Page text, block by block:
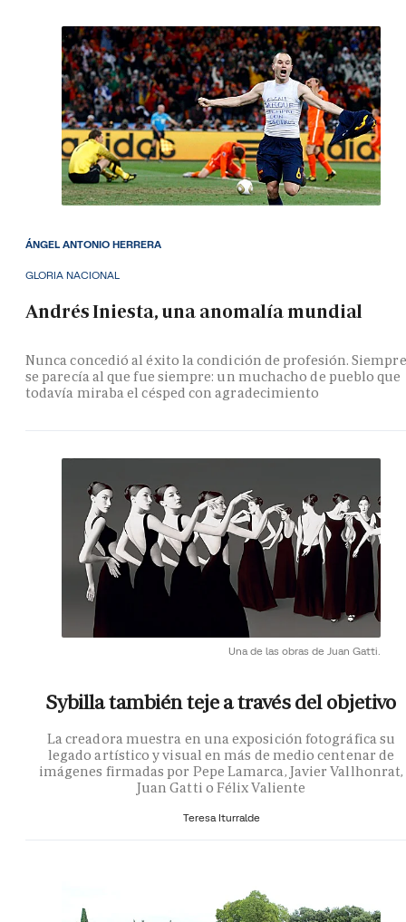
GLORIA NACIONAL
Andrés Iniesta, una anomalía mundial
Nunca concedió al éxito la condición de profesión. Siempre
se parecía al que fue siempre: un muchacho de pueblo que
todavía miraba el césped con agradecimiento
ÁNGEL ANTONIO HERRERA
Una de las obras de Juan Gatti.
Sybilla también teje a través del objetivo
La creadora muestra en una exposición fotográfica su
legado artístico y visual en más de medio centenar de
imágenes firmadas por Pepe Lamarca, Javier Vallhonrat,
Juan Gatti o Félix Valiente
Teresa Iturralde